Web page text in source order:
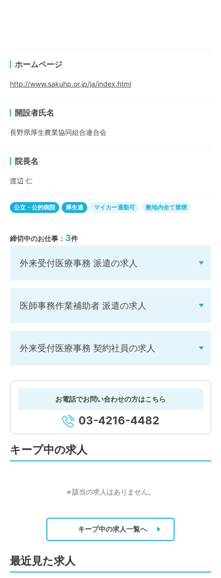
ホームページ
http://www.sakuhp.or.jp/ja/index.html
開設者氏名
長野県厚生農業協同組合連合会
院長名
渡辺 仁
公立・公的病院 厚生連 マイカー通勤可 敷地内全て禁煙
締切中のお仕事： 3件
外来受付医療事務 派遣の求人
医師事務作業補助者 派遣の求人
外来受付医療事務 契約社員の求人
お電話でお問い合わせの方はこちら
03-4216-4482
キープ中の求人
※該当の求人はありません。
キープ中の求人一覧へ
最近見た求人